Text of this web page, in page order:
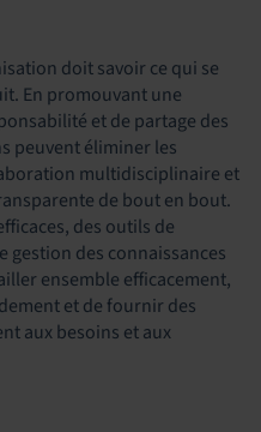
doit savoir ce qui se
En promouvant une
et de partage des
peuvent éliminer les
multidisciplinaire et
de bout en bout.
des outils de
gestion des connaissances
ensemble efficacement,
et de fournir des
aux besoins et aux